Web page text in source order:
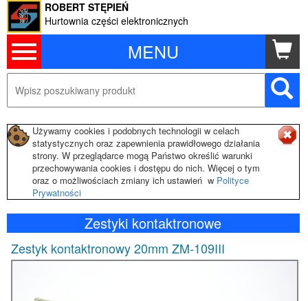
MENU
ROBERT STĘPIEŃ
Hurtownia części elektronicznych
Używamy cookies i podobnych technologii w celach
statystycznych oraz zapewnienia prawidłowego działania
strony. W przeglądarce mogą Państwo określić warunki
przechowywania cookies i dostępu do nich. Więcej o tym
oraz o możliwościach zmiany ich ustawień w Polityce
Prywatności
Zestyki kontaktronowe
Zestyk kontaktronowy 20mm ZM-109III